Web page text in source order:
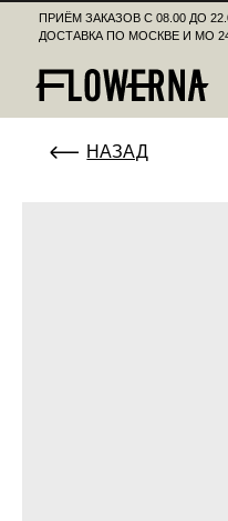
ПРИЁМ ЗАКАЗОВ С 08.00 ДО 22.00
ДОСТАВКА ПО МОСКВЕ И МО 24/7